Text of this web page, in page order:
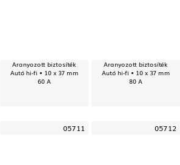
Aranyozott biztosíték
Autó hi-fi • 10 x 37 mm
60 A
Aranyozott biztosíték
Autó hi-fi • 10 x 37 mm
80 A
05711 05712